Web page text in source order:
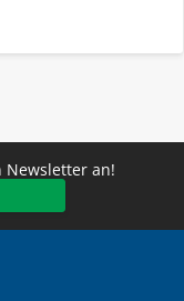
Newsletter an!